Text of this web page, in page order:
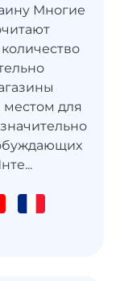
Многие
местом для